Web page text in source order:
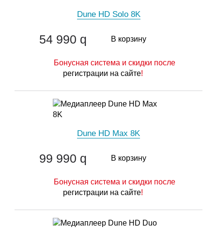
Dune HD Solo 8K
54 990 q В корзину
Бонусная система и скидки после
регистрации на сайте!
Dune HD Max 8K
99 990 q В корзину
Бонусная система и скидки после
регистрации на сайте!